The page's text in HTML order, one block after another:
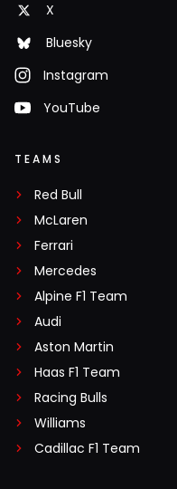
X
Bluesky
Instagram
YouTube
TEAMS
Red Bull
McLaren
Ferrari
Mercedes
Alpine F1 Team
Audi
Aston Martin
Haas F1 Team
Racing Bulls
Williams
Cadillac F1 Team